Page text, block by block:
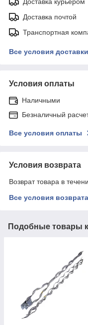
Доставка почтой
Транспортная
Все условия доставки
Условия оплаты
Наличными
Безналичный
Все условия оплаты
Условия возврата
Возврат товара в
Все условия возврата
Подобные товары